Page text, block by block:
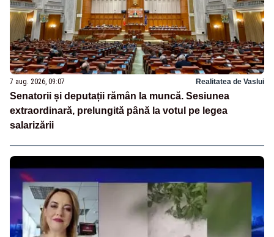
7 aug. 2026, 09:07 Realitatea de Vaslui
Senatorii și deputații rămân la muncă. Sesiunea
extraordinară, prelungită până la votul pe legea
salarizării